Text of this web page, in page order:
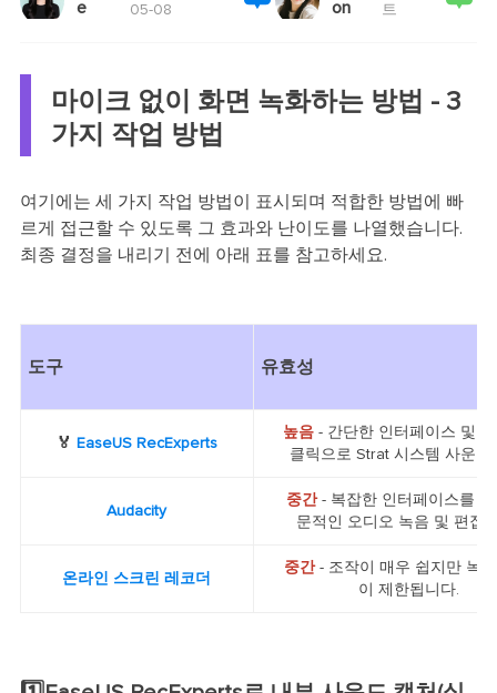
e
05-08
on
트
마이크 없이 화면 녹화하는 방법 - 3
가지 작업 방법
여기에는 세 가지 작업 방법이 표시되며 적합한 방법에 빠
르게 접근할 수 있도록 그 효과와 난이도를 나열했습니다.
최종 결정을 내리기 전에 아래 표를 참고하세요.
도구 유효성
🏅 EaseUS RecExperts
높음- 간단한 인터페이스 및
클릭으로 Strat 시스템 사운드
Audacity
중간- 복잡한 인터페이스를
문적인 오디오 녹음 및 편집
온라인 스크린 레코더
중간- 조작이 매우 쉽지만 녹
이 제한됩니다.